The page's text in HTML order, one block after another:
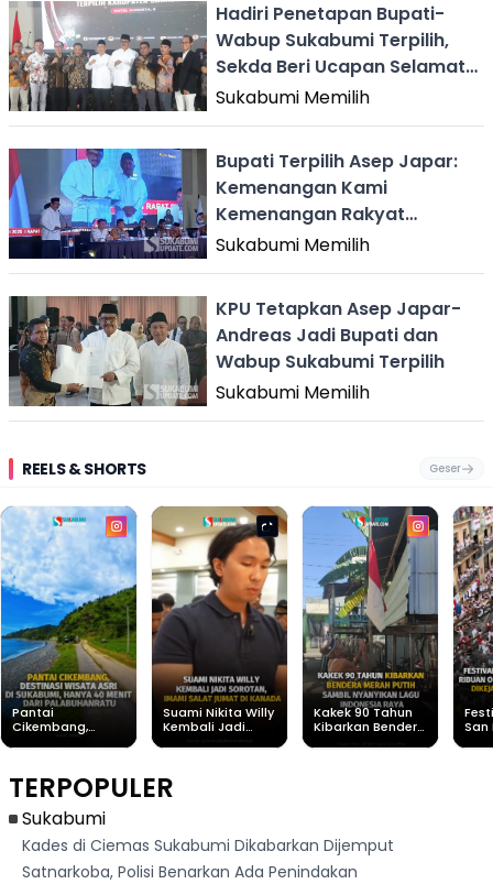
Hadiri Penetapan Bupati-
Wabup Sukabumi Terpilih,
Sekda Beri Ucapan Selamat
ke Asep Japar-Andreas
Sukabumi Memilih
Bupati Terpilih Asep Japar:
Kemenangan Kami
Kemenangan Rakyat
Sukabumi
Sukabumi Memilih
KPU Tetapkan Asep Japar-
Andreas Jadi Bupati dan
Wabup Sukabumi Terpilih
Sukabumi Memilih
REELS & SHORTS Geser
Pantai
Cikembang,
Dari
Palabuhanratu
Suami Nikita Willy
Kembali Jadi
Kakek 90 Tahun
Kibarkan Bendera
San
TERPOPULER
Sukabumi
Kades di Ciemas Sukabumi Dikabarkan Dijemput
Satnarkoba, Polisi Benarkan Ada Penindakan